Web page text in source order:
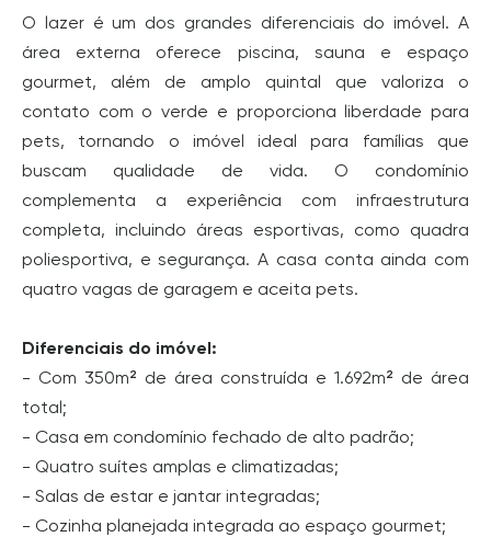
O lazer é um dos grandes diferenciais do imóvel. A
área externa oferece piscina, sauna e espaço
gourmet, além de amplo quintal que valoriza o
contato com o verde e proporciona liberdade para
pets, tornando o imóvel ideal para famílias que
buscam qualidade de vida. O condomínio
complementa a experiência com infraestrutura
completa, incluindo áreas esportivas, como quadra
poliesportiva, e segurança. A casa conta ainda com
quatro vagas de garagem e aceita pets.
Diferenciais do imóvel:
- Com 350m² de área construída e 1.692m² de área
total;
- Casa em condomínio fechado de alto padrão;
- Quatro suítes amplas e climatizadas;
- Salas de estar e jantar integradas;
- Cozinha planejada integrada ao espaço gourmet;